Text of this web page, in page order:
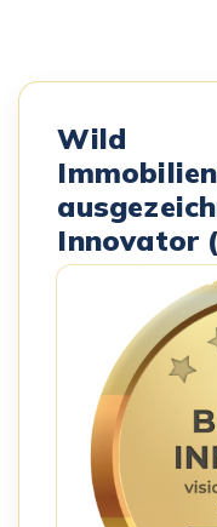
Wild
Innovator